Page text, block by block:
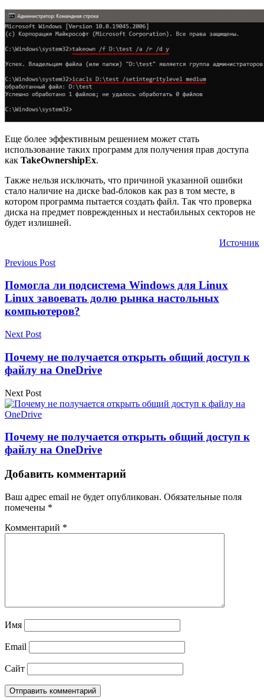
Еще более эффективным решением может стать
использование таких программ для получения прав доступа
как TakeOwnershipEx.
Также нельзя исключать, что причиной указанной ошибки
стало наличие на диске bad-блоков как раз в том месте, в
котором программа пытается создать файл. Так что проверка
диска на предмет поврежденных и нестабильных секторов не
будет излишней.
Источник
Previous Post
Помогла ли подсистема Windows для Linux
Linux завоевать долю рынка настольных
компьютеров?
Next Post
Почему не получается открыть общий доступ к
файлу на OneDrive
Next Post
Почему не получается открыть общий доступ к
файлу на OneDrive
Добавить комментарий
Ваш адрес email не будет опубликован. Обязательные поля
помечены *
Комментарий *
Имя
Email
Сайт